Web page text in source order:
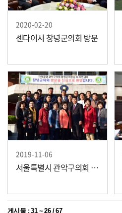
2020-02-20
센다이시 창녕군의회 방문
2019-11-06
서울특별시 관악구의회 워크숍 창녕군 방문
게시물:31 ~ 26/67